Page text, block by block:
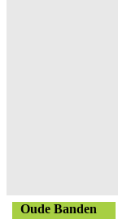
Oude Banden